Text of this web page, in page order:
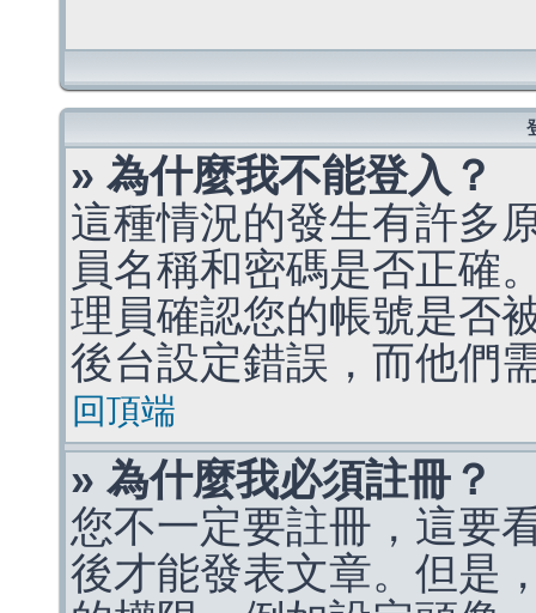
» 為什麼我不能登入？
這種情況的發生有許多
員名稱和密碼是否正確
理員確認您的帳號是否
後台設定錯誤，而他們
回頂端
» 為什麼我必須註冊？
您不一定要註冊，這要
後才能發表文章。但是